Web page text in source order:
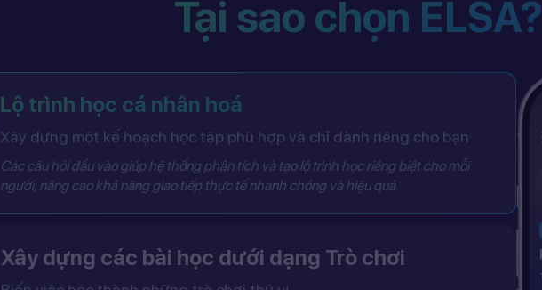
Tại sao chọn ELSA?
Lộ trình học cá nhân hoá
Xây dựng một kế hoạch học tập phù hợp và chỉ dành riêng cho bạn
Các câu hỏi đầu vào giúp hệ thống phân tích và tạo lộ trình học riêng biệt cho mỗi
người, nâng cao khả năng giao tiếp thực tế nhanh chóng và hiệu quả
Xây dựng các bài học dưới dạng Trò chơi